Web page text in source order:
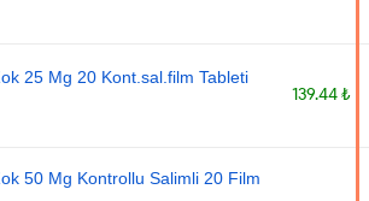
25 Mg 20 Kont.sal.film Tableti
139.44 ₺
50 Mg Kontrollu Salimli 20 Film